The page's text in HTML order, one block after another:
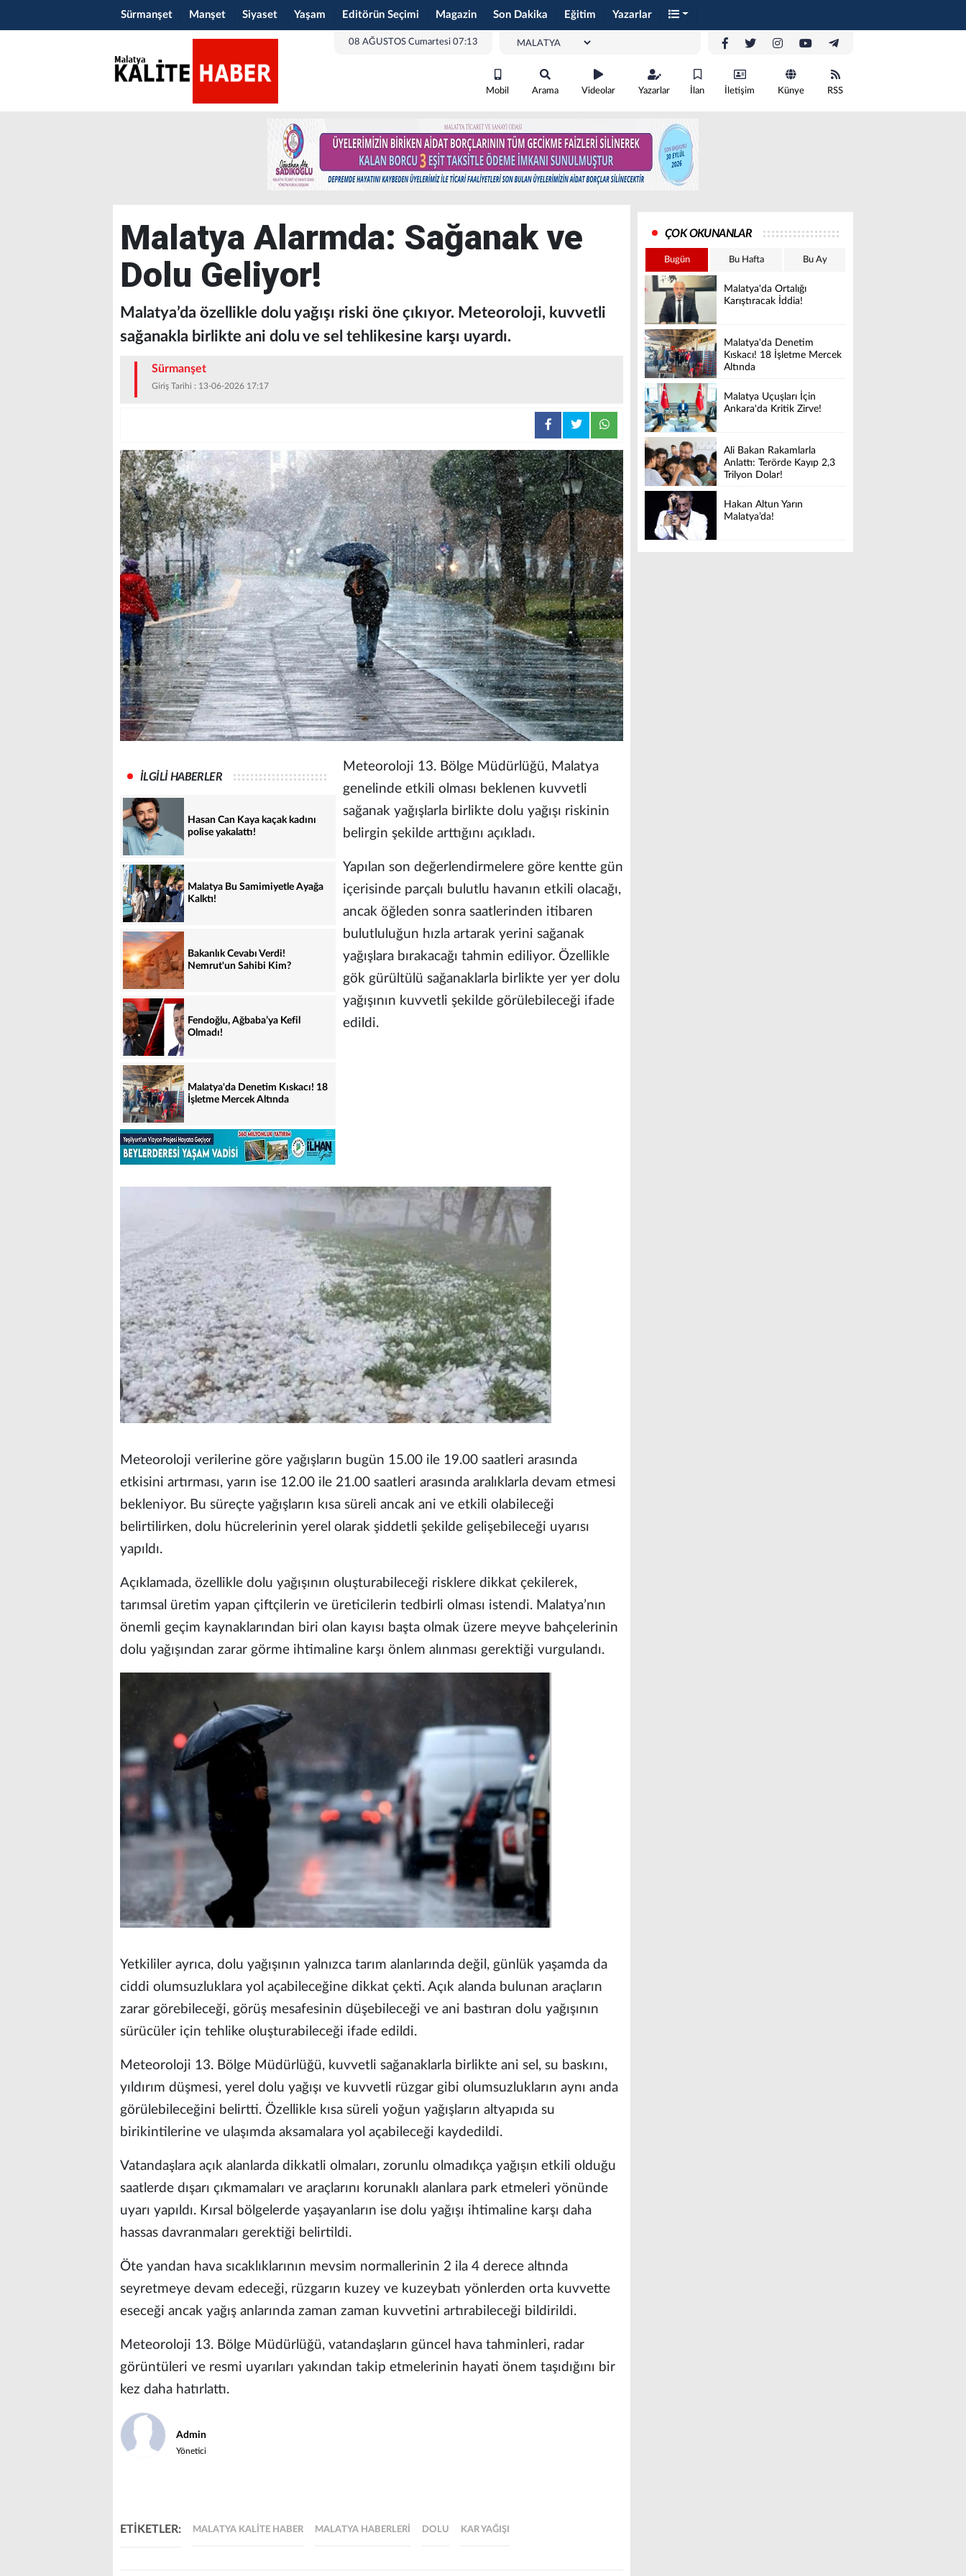
Sürmanşet Manşet Siyaset Yaşam Editörün Seçimi Magazin Son Dakika Eğitim Yazarlar
08 AĞUSTOS Cumartesi 07:13
Mobil Arama Videolar Yazarlar İlan İletişim Künye RSS
Malatya Alarmda: Sağanak ve
Dolu Geliyor!
Malatya’da özellikle dolu yağışı riski öne çıkıyor. Meteoroloji, kuvvetli
sağanakla birlikte ani dolu ve sel tehlikesine karşı uyardı.
Sürmanşet
Giriş Tarihi : 13-06-2026 17:17
İLGİLİ HABERLER
Hasan Can Kaya kaçak kadını
polise yakalattı!
Malatya Bu Samimiyetle Ayağa
Kalktı!
Bakanlık Cevabı Verdi!
Nemrut'un Sahibi Kim?
Fendoğlu, Ağbaba’ya Kefil
Olmadı!
Malatya'da Denetim Kıskacı! 18
İşletme Mercek Altında
Meteoroloji 13. Bölge Müdürlüğü, Malatya
genelinde etkili olması beklenen kuvvetli
sağanak yağışlarla birlikte dolu yağışı riskinin
belirgin şekilde arttığını açıkladı.
Yapılan son değerlendirmelere göre kentte gün
içerisinde parçalı bulutlu havanın etkili olacağı,
ancak öğleden sonra saatlerinden itibaren
bulutluluğun hızla artarak yerini sağanak
yağışlara bırakacağı tahmin ediliyor. Özellikle
gök gürültülü sağanaklarla birlikte yer yer dolu
yağışının kuvvetli şekilde görülebileceği ifade
edildi.
Meteoroloji verilerine göre yağışların bugün 15.00 ile 19.00 saatleri arasında
etkisini artırması, yarın ise 12.00 ile 21.00 saatleri arasında aralıklarla devam etmesi
bekleniyor. Bu süreçte yağışların kısa süreli ancak ani ve etkili olabileceği
belirtilirken, dolu hücrelerinin yerel olarak şiddetli şekilde gelişebileceği uyarısı
yapıldı.
Açıklamada, özellikle dolu yağışının oluşturabileceği risklere dikkat çekilerek,
tarımsal üretim yapan çiftçilerin ve üreticilerin tedbirli olması istendi. Malatya’nın
önemli geçim kaynaklarından biri olan kayısı başta olmak üzere meyve bahçelerinin
dolu yağışından zarar görme ihtimaline karşı önlem alınması gerektiği vurgulandı.
Yetkililer ayrıca, dolu yağışının yalnızca tarım alanlarında değil, günlük yaşamda da
ciddi olumsuzluklara yol açabileceğine dikkat çekti. Açık alanda bulunan araçların
zarar görebileceği, görüş mesafesinin düşebileceği ve ani bastıran dolu yağışının
sürücüler için tehlike oluşturabileceği ifade edildi.
Meteoroloji 13. Bölge Müdürlüğü, kuvvetli sağanaklarla birlikte ani sel, su baskını,
yıldırım düşmesi, yerel dolu yağışı ve kuvvetli rüzgar gibi olumsuzlukların aynı anda
görülebileceğini belirtti. Özellikle kısa süreli yoğun yağışların altyapıda su
birikintilerine ve ulaşımda aksamalara yol açabileceği kaydedildi.
Vatandaşlara açık alanlarda dikkatli olmaları, zorunlu olmadıkça yağışın etkili olduğu
saatlerde dışarı çıkmamaları ve araçlarını korunaklı alanlara park etmeleri yönünde
uyarı yapıldı. Kırsal bölgelerde yaşayanların ise dolu yağışı ihtimaline karşı daha
hassas davranmaları gerektiği belirtildi.
Öte yandan hava sıcaklıklarının mevsim normallerinin 2 ila 4 derece altında
seyretmeye devam edeceği, rüzgarın kuzey ve kuzeybatı yönlerden orta kuvvette
eseceği ancak yağış anlarında zaman zaman kuvvetini artırabileceği bildirildi.
Meteoroloji 13. Bölge Müdürlüğü, vatandaşların güncel hava tahminleri, radar
görüntüleri ve resmi uyarıları yakından takip etmelerinin hayati önem taşıdığını bir
kez daha hatırlattı.
Admin
Yönetici
ETİKETLER: MALATYA KALITE HABER MALATYA HABERLERI DOLU KAR YAĞIŞI
ÇOK OKUNANLAR
Bugün Bu Hafta Bu Ay
Malatya'da Ortalığı
Karıştıracak İddia!
Malatya'da Denetim
Kıskacı! 18 İşletme Mercek
Altında
Malatya Uçuşları İçin
Ankara'da Kritik Zirve!
Ali Bakan Rakamlarla
Anlattı: Terörde Kayıp 2,3
Trilyon Dolar!
Hakan Altun Yarın
Malatya’da!